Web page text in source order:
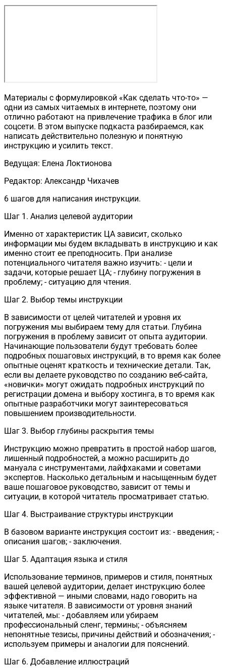
Материалы с формулировкой «Как сделать что-то» —
одни из самых читаемых в интернете, поэтому они
отлично работают на привлечение трафика в блог или
соцсети. В этом выпуске подкаста разбираемся, как
написать действительно полезную и понятную
инструкцию и усилить текст.
Ведущая: Елена Локтионова
Редактор: Александр Чихачев
6 шагов для написания инструкции.
Шаг 1. Анализ целевой аудитории
Именно от характеристик ЦА зависит, сколько
информации мы будем вкладывать в инструкцию и как
именно стоит ее преподносить. При анализе
потенциального читателя важно изучить: - цели и
задачи, которые решает ЦА; - глубину погружения в
проблему; - ситуацию для чтения.
Шаг 2. Выбор темы инструкции
В зависимости от целей читателей и уровня их
погружения мы выбираем тему для статьи. Глубина
погружения в проблему зависит от опыта аудитории.
Начинающие пользователи будут требовать более
подробных пошаговых инструкций, в то время как более
опытные оценят краткость и технические детали. Так,
если вы делаете руководство по созданию веб-сайта,
«новички» могут ожидать подробных инструкций по
регистрации домена и выбору хостинга, в то время как
опытные разработчики могут заинтересоваться
повышением производительности.
Шаг 3. Выбор глубины раскрытия темы
Инструкцию можно превратить в простой набор шагов,
лишенный подробностей, а можно расширить до
мануала с инструментами, лайфхаками и советами
экспертов. Насколько детальным и насыщенным будет
ваше пошаговое руководство, зависит от темы и
ситуации, в которой читатель просматривает статью.
Шаг 4. Выстраивание структуры инструкции
В базовом варианте инструкция состоит из: - введения; -
описания шагов; - заключения.
Шаг 5. Адаптация языка и стиля
Использование терминов, примеров и стиля, понятных
вашей целевой аудитории, делает инструкцию более
эффективной — иными словами, надо говорить на
языке читателя. В зависимости от уровня знаний
читателей, мы: - добавляем или убираем
профессиональный сленг, термины; - объясняем
непонятные тезисы, причины действий и обозначения; -
используем примеры и аналогии для пояснений.
Шаг 6. Добавление иллюстраций